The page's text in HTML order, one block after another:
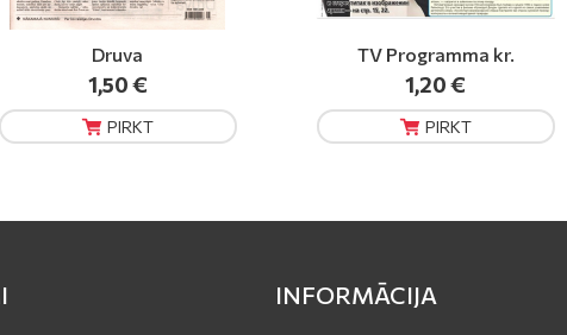
TV Programma kr.
1,20 €
PIRKT
Dzirkstele
1,65 €
PIRKT
INFORMĀCIJA